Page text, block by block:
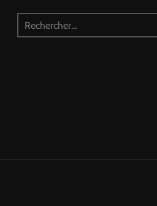
Recherche
pour :